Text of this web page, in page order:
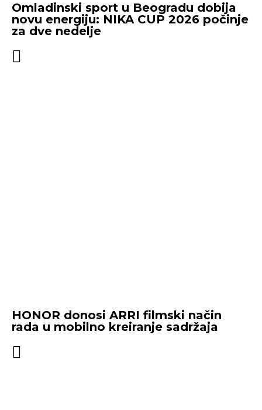
Omladinski sport u Beogradu dobija
novu energiju: NIKA CUP 2026 počinje
za dve nedelje
HONOR donosi ARRI filmski način
rada u mobilno kreiranje sadržaja